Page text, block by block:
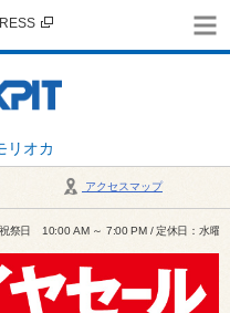
リオカ
アクセスマップ
祭日 10:00 AM ～ 7:00 PM / 定休日：水曜